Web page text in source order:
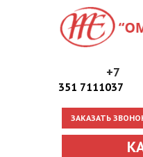
+7
351 7111037
ЗАКАЗАТЬ
Вы здесь